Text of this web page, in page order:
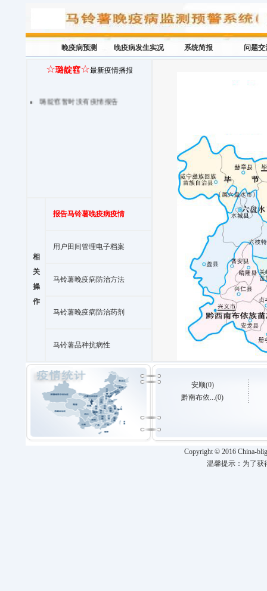
晚疫病预测 晚疫病发生实况 系统简报 问题交
☆璐靛窞☆最新疫情播报
璐靛窞暂时没有疫情报告
相
关
操
作
报告马铃薯晚疫病疫情
用户田间管理电子档案
马铃薯晚疫病防治方法
马铃薯晚疫病防治药剂
马铃薯品种抗病性
安顺(0)
黔南布依...(0)
Copyright ©2016 China-
温馨提示：为了获